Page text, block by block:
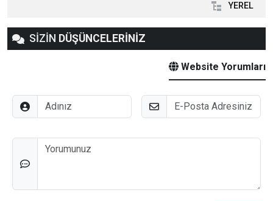
YEREL
SİZİN DÜŞÜNCELERİNİZ
Website Yorumları
Adınız E-Posta
Düşünceleriniz